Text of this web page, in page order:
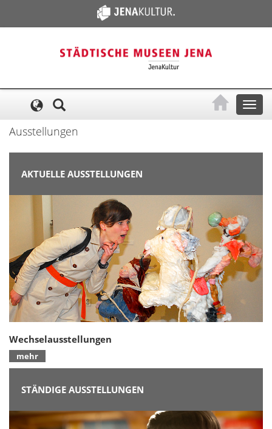
Toggle
Ausstellungen
AKTUELLE AUSSTELLUNGEN
Wechselausstellungen
mehr
STÄNDIGE AUSSTELLUNGEN